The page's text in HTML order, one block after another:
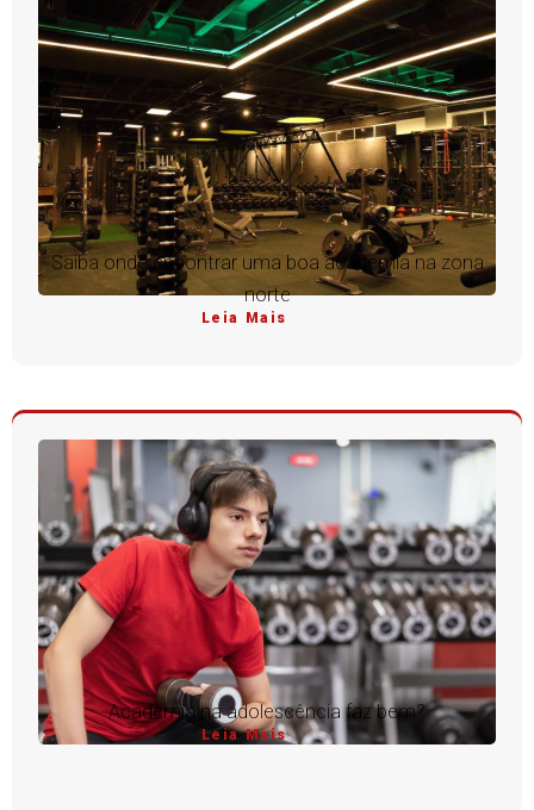
Saiba onde encontrar uma boa academia na zona
norte
Leia Mais
Academia na adolescência faz bem?
Leia Mais